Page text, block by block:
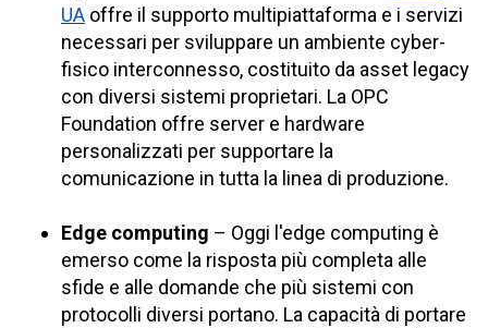
UA offre il supporto multipiattaforma e i servizi
necessari per sviluppare un ambiente cyber-
fisico interconnesso, costituito da asset legacy
con diversi sistemi proprietari. La OPC
Foundation offre server e hardware
personalizzati per supportare la
comunicazione in tutta la linea di produzione.
Edge computing – Oggi l'edge computing è
emerso come la risposta più completa alle
sfide e alle domande che più sistemi con
protocolli diversi portano. La capacità di portare